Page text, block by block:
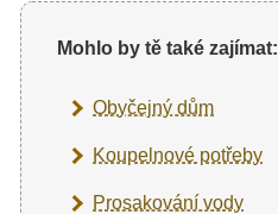
Mohlo by tě také zajímat:
Obyčejný dům
Koupelnové potřeby
Prosakování vody